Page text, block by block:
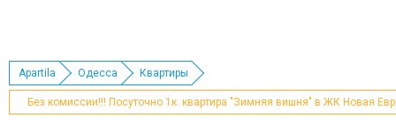
Apartila Одесса Квартиры
Без комиссии!!! Посуточно 1к. квартира "Зимняя вишня" в ЖК Новая